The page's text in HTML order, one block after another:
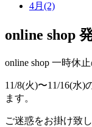
4月(2)
online shop
online shop 一時休
11/8(火)〜11/16(水
ます。
ご迷惑をお掛け致